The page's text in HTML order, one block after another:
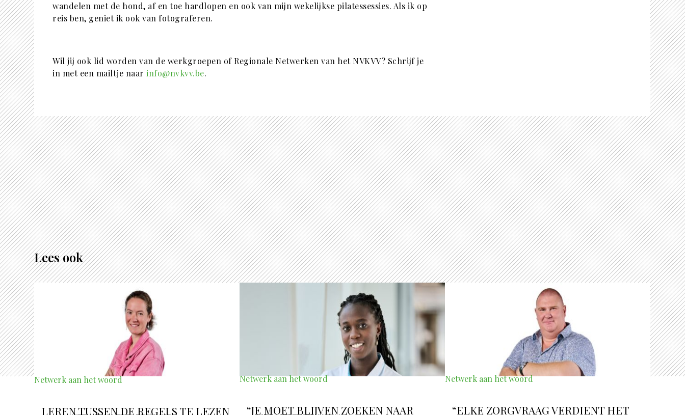
wandelen met de hond, af en toe hardlopen en ook van mijn wekelijkse pilatessessies. Als ik op
reis ben, geniet ik ook van fotograferen.
Wil jij ook lid worden van de werkgroepen of Regionale Netwerken van het NVKVV? Schrijf je
in met een mailtje naarinfo@nvkvv.be.
Lees ook
Netwerk aan het woord
LEREN TUSSEN DE REGELS TE LEZEN
Netwerk aan het woord
“JE MOET BLIJVEN ZOEKEN NAAR
Netwerk aan het woord
“ELKE ZORGVRAAG VERDIENT HET